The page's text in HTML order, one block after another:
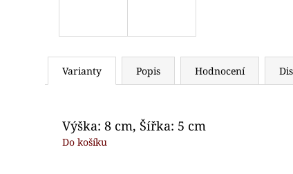
Varianty Popis Hodnocení
Výška: 8 cm, Šířka: 5 cm
Do košíku